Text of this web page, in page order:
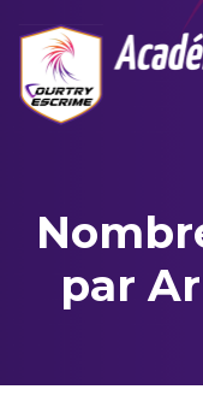
content
par